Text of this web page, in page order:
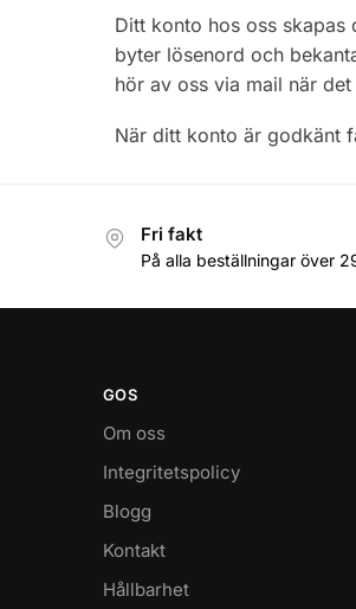
Ditt konto hos oss
byter lösenord och
hör av oss via mail när
När ditt konto är godkänt
Fri fakt
På alla beställningar över
GOS
Om oss
Integritetspolicy
Blogg
Kontakt
Hållbarhet